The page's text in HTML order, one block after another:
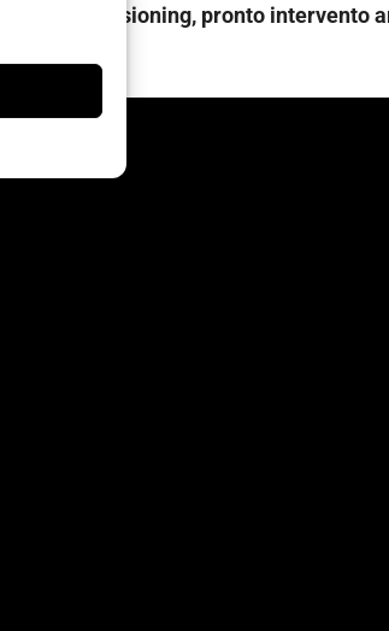
decommissioning, pronto intervento